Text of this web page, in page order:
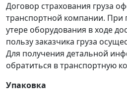
Договор страхования груза
транспортной компании. При
утере оборудования в ходе
пользу заказчика груза
Для получения детальной
обратиться в транспортную
Упаковка